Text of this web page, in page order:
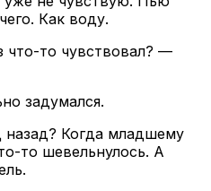
Как воду.
что-то чувствовал? —
задумался.
Когда младшему
то шевельнулось. А